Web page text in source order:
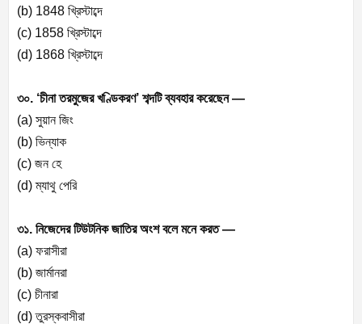
(b) 1848 খ্রিস্টাব্দে
(c) 1858 খ্রিস্টাব্দে
(d) 1868 খ্রিস্টাব্দে
৩০. ‘চীনা তরমুজের খণ্ডিকরণ’ শব্দটি ব্যবহার করেছেন —
(a) সুয়ান জিং
(b) ভিন্যাক
(c) জন হে
(d) ম্যাথু পেরি
৩১. নিজেদের টিউটনিক জাতির অংশ বলে মনে করত —
(a) ফরাসীরা
(b) জার্মানরা
(c) চীনারা
(d) তুরস্কবাসীরা